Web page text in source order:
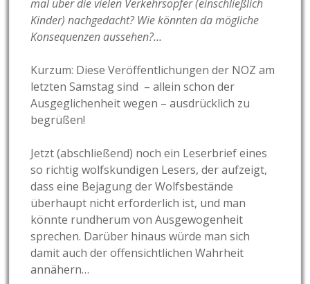
mal über die vielen Verkehrsopfer (einschließlich
Kinder) nachgedacht? Wie könnten da mögliche
Konsequenzen aussehen?…
Kurzum: Diese Veröffentlichungen der NOZ am
letzten Samstag sind – allein schon der
Ausgeglichenheit wegen – ausdrücklich zu
begrüßen!
Jetzt (abschließend) noch ein Leserbrief eines
so richtig wolfskundigen Lesers, der aufzeigt,
dass eine Bejagung der Wolfsbestände
überhaupt nicht erforderlich ist, und man
könnte rundherum von Ausgewogenheit
sprechen. Darüber hinaus würde man sich
damit auch der offensichtlichen Wahrheit
annähern…